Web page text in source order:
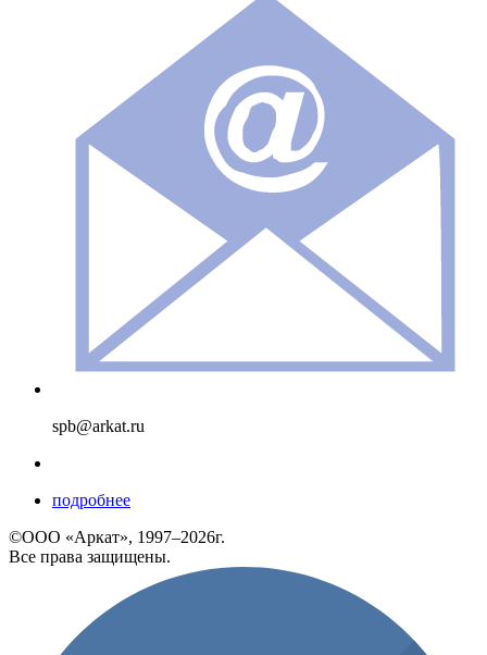
spb@arkat.ru
подробнее
©ООО «Аркат», 1997–2026г.
Все права защищены.